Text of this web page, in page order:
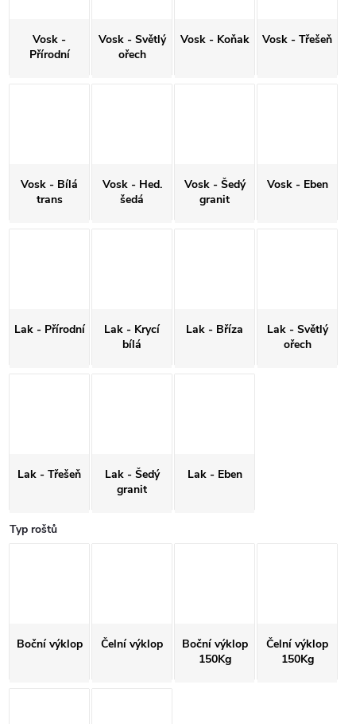
Vosk -
Přírodní
Vosk - Světlý
ořech
Vosk - Koňak Vosk - Třešeň
Vosk - Bílá
trans
Vosk - Hed.
šedá
Vosk - Šedý
granit
Vosk - Eben
Lak - Přírodní
Lak - Krycí
bílá
Lak - Bříza
Lak - Světlý
ořech
Lak - Třešeň
Lak - Šedý
granit
Lak - Eben
Typ roštů
Boční výklop Čelní výklop
Boční výklop
150Kg
Čelní výklop
150Kg